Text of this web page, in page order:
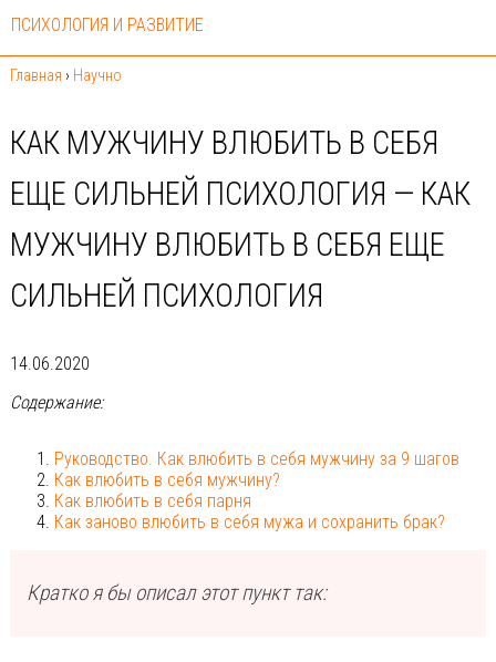
ПСИХОЛОГИЯ И РАЗВИТИЕ
Главная › Научно
КАК МУЖЧИНУ ВЛЮБИТЬ В СЕБЯ
ЕЩЕ СИЛЬНЕЙ ПСИХОЛОГИЯ — КАК
МУЖЧИНУ ВЛЮБИТЬ В СЕБЯ ЕЩЕ
СИЛЬНЕЙ ПСИХОЛОГИЯ
14.06.2020
Содержание:
Руководство. Как влюбить в себя мужчину за 9 шагов
Как влюбить в себя мужчину?
Как влюбить в себя парня
Как заново влюбить в себя мужа и сохранить брак?
Кратко я бы описал этот пункт так: